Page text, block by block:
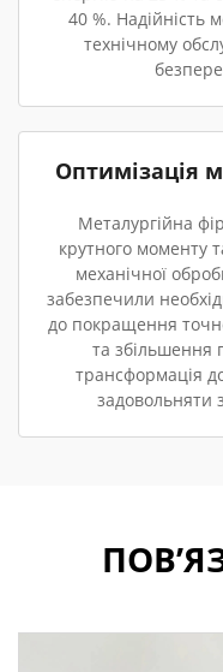
40 %. Надійність
технічному
Оптимізація
Металургійна
крутного моменту
механічної
забезпечили
до покращення
та збільшення
трансформація
задовольняти